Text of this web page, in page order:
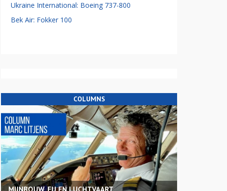
Ukraine International: Boeing 737-800
Bek Air: Fokker 100
COLUMNS
MIJNBOUW, EU EN LUCHTVAART